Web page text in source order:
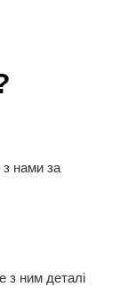
з нами за
з ним деталі